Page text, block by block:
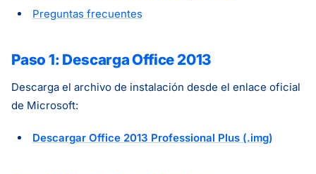
Preguntas frecuentes
Paso 1: Descarga Office 2013
Descarga el archivo de instalación desde el enlace oficial
de Microsoft:
Descargar Office 2013 Professional Plus (.img)